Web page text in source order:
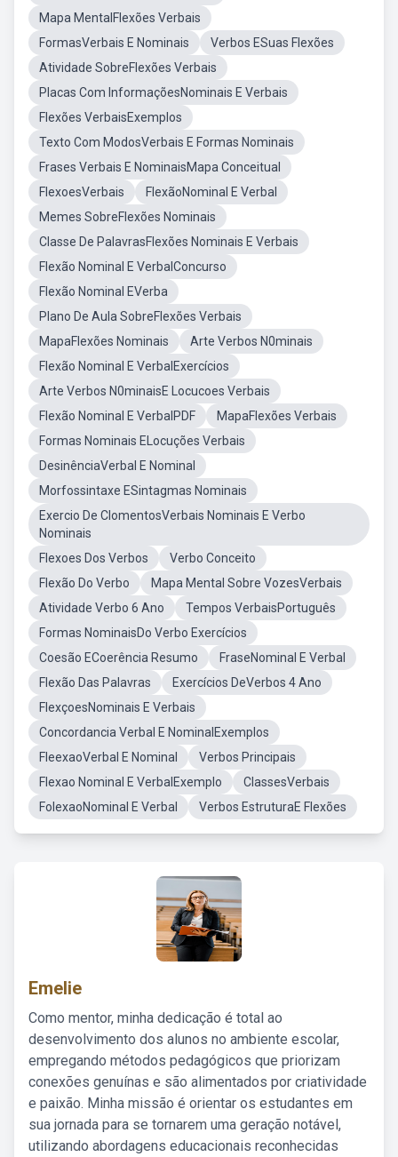
Mapa MentalFlexões Verbais
FormasVerbais E Nominais
Verbos ESuas Flexões
Atividade SobreFlexões Verbais
Placas Com InformaçõesNominais E Verbais
Flexões VerbaisExemplos
Texto Com ModosVerbais E Formas Nominais
Frases Verbais E NominaisMapa Conceitual
FlexoesVerbais
FlexãoNominal E Verbal
Memes SobreFlexões Nominais
Classe De PalavrasFlexões Nominais E Verbais
Flexão Nominal E VerbalConcurso
Flexão Nominal EVerba
Plano De Aula SobreFlexões Verbais
MapaFlexões Nominais
Arte Verbos N0minais
Flexão Nominal E VerbalExercícios
Arte Verbos N0minaisE Locucoes Verbais
Flexão Nominal E VerbalPDF
MapaFlexões Verbais
Formas Nominais ELocuções Verbais
DesinênciaVerbal E Nominal
Morfossintaxe ESintagmas Nominais
Exercio De ClomentosVerbais Nominais E Verbo
Nominais
Flexoes Dos Verbos
Verbo Conceito
Flexão Do Verbo
Mapa Mental Sobre VozesVerbais
Atividade Verbo 6 Ano
Tempos VerbaisPortuguês
Formas NominaisDo Verbo Exercícios
Coesão ECoerência Resumo
FraseNominal E Verbal
Flexão Das Palavras
Exercícios DeVerbos 4 Ano
FlexçoesNominais E Verbais
Concordancia Verbal E NominalExemplos
FleexaoVerbal E Nominal
Verbos Principais
Flexao Nominal E VerbalExemplo
ClassesVerbais
FolexaoNominal E Verbal
Verbos EstruturaE Flexões
Emelie
Como mentor, minha dedicação é total ao
desenvolvimento dos alunos no ambiente escolar,
empregando métodos pedagógicos que priorizam
conexões genuínas e são alimentados por criatividade
e paixão. Minha missão é orientar os estudantes em
sua jornada para se tornarem uma geração notável,
utilizando abordagens educacionais reconhecidas